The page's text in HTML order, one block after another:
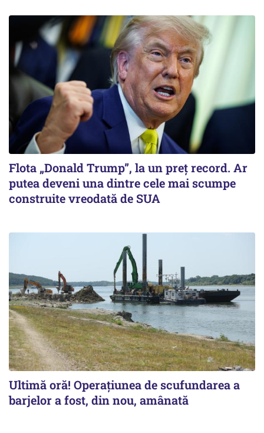
Flota „Donald Trump”, la un preț record. Ar
putea deveni una dintre cele mai scumpe
construite vreodată de SUA
Ultimă oră! Operațiunea de scufundarea a
barjelor a fost, din nou, amânată